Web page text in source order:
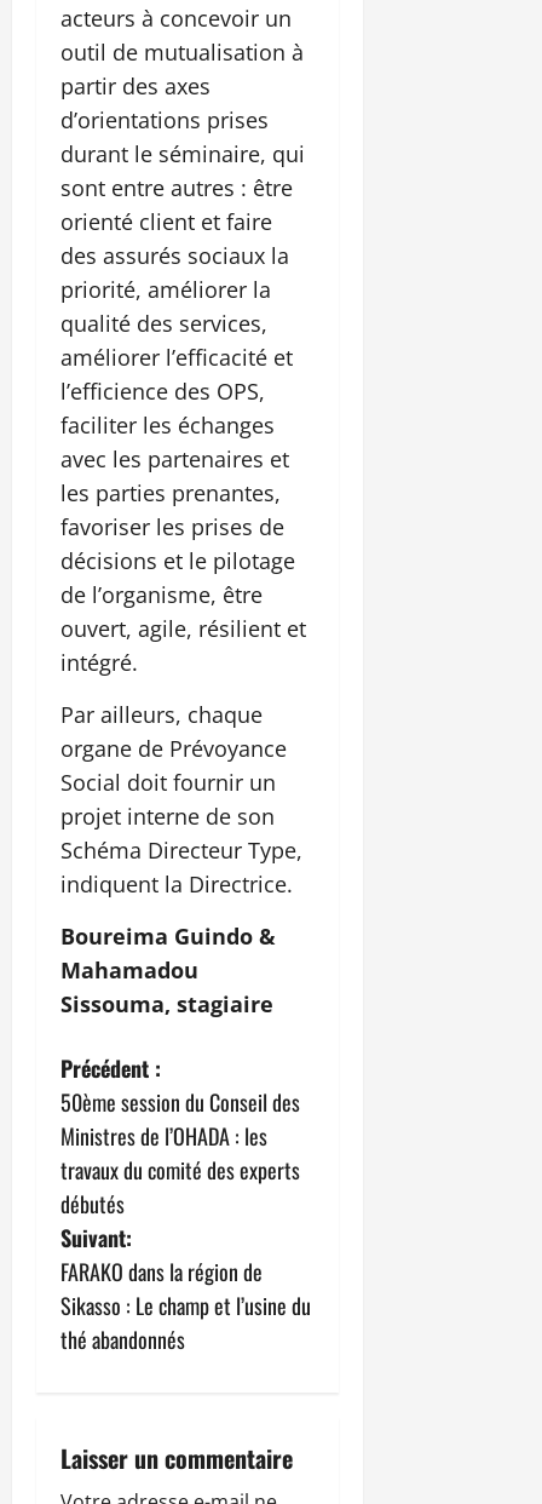
acteurs à concevoir un
outil de mutualisation à
partir des axes
d’orientations prises
durant le séminaire, qui
sont entre autres : être
orienté client et faire
des assurés sociaux la
priorité, améliorer la
qualité des services,
améliorer l’efficacité et
l’efficience des OPS,
faciliter les échanges
avec les partenaires et
les parties prenantes,
favoriser les prises de
décisions et le pilotage
de l’organisme, être
ouvert, agile, résilient et
intégré.
Par ailleurs, chaque
organe de Prévoyance
Social doit fournir un
projet interne de son
Schéma Directeur Type,
indiquent la Directrice.
Boureima Guindo &
Mahamadou
Sissouma, stagiaire
N
a
v
i
g
a
o
Précédent :
50ème session du Conseil des
Ministres de l’OHADA : les
travaux du comité des experts
débutés
Suivant:
FARAKO dans la région de
Sikasso : Le champ et l’usine du
thé abandonnés
Laisser un commentaire